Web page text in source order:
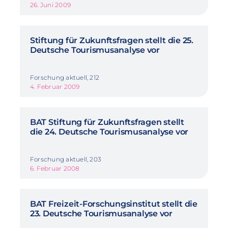
26. Juni 2009
Stiftung für Zukunftsfragen stellt die 25.
Deutsche Tourismusanalyse vor
Forschung aktuell, 212
4. Februar 2009
BAT Stiftung für Zukunftsfragen stellt
die 24. Deutsche Tourismusanalyse vor
Forschung aktuell, 203
6. Februar 2008
BAT Freizeit-Forschungsinstitut stellt die
23. Deutsche Tourismusanalyse vor